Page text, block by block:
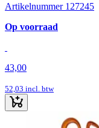
Artikelnummer 127245
Op voorraad
43,00
52,03 incl. btw